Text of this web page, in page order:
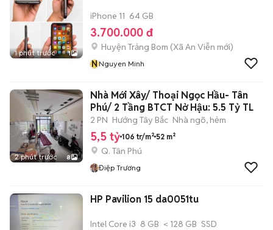
1 phút trước 1
iPhone 11 64 GB
3.700.000 đ
Huyện Trảng Bom (Xã An Viễn mới)
NNguyen Minh
2 phút trước 8
Nhà Mới Xây/ Thoại Ngọc Hầu- Tân
Phú/ 2 Tầng BTCT Nở Hậu: 5.5 Tỷ TL
2 PN Hướng Tây Bắc Nhà ngõ, hẻm
5,5 tỷ 106 tr/m² 52 m²
Q. Tân Phú
Điệp Trương
HP Pavilion 15 da0051tu
Intel Core i3 8 GB < 128 GB SSD